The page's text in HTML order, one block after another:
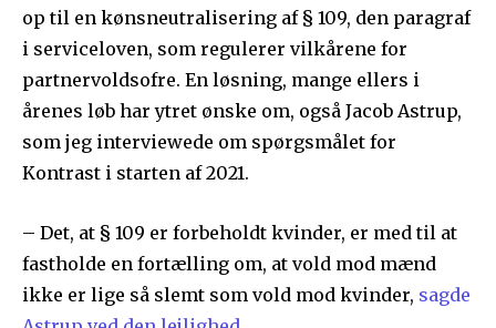
op til en kønsneutralisering af § 109, den paragraf
i serviceloven, som regulerer vilkårene for
partnervoldsofre. En løsning, mange ellers i
årenes løb har ytret ønske om, også Jacob Astrup,
som jeg interviewede om spørgsmålet for
Kontrast i starten af 2021.
– Det, at § 109 er forbeholdt kvinder, er med til at
fastholde en fortælling om, at vold mod mænd
ikke er lige så slemt som vold mod kvinder, sagde